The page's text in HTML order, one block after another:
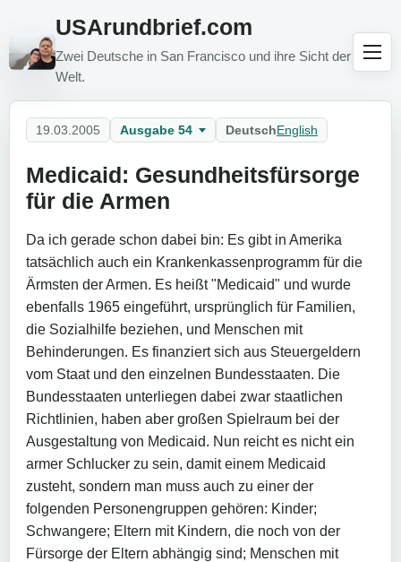
USArundbrief.com
Zwei Deutsche in San Francisco und ihre Sicht der
Welt.
19.03.2005 Ausgabe 54 DeutschEnglish
Medicaid: Gesundheitsfürsorge
für die Armen
Da ich gerade schon dabei bin: Es gibt in Amerika
tatsächlich auch ein Krankenkassenprogramm für die
Ärmsten der Armen. Es heißt "Medicaid" und wurde
ebenfalls 1965 eingeführt, ursprünglich für Familien,
die Sozialhilfe beziehen, und Menschen mit
Behinderungen. Es finanziert sich aus Steuergeldern
vom Staat und den einzelnen Bundesstaaten. Die
Bundesstaaten unterliegen dabei zwar staatlichen
Richtlinien, haben aber großen Spielraum bei der
Ausgestaltung von Medicaid. Nun reicht es nicht ein
armer Schlucker zu sein, damit einem Medicaid
zusteht, sondern man muss auch zu einer der
folgenden Personengruppen gehören: Kinder;
Schwangere; Eltern mit Kindern, die noch von der
Fürsorge der Eltern abhängig sind; Menschen mit